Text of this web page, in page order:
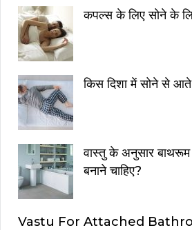
कपल्स के लिए सोने के
किस दिशा में सोने से
वास्तु के अनुसार
बनाने चाहिए?
Vastu For Attached